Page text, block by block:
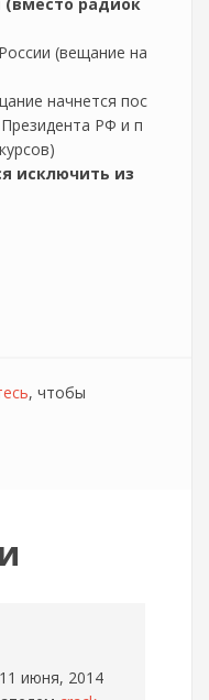
(вещание на
начнется пос
РФ и п
исключить из
, чтобы
июня, 2014